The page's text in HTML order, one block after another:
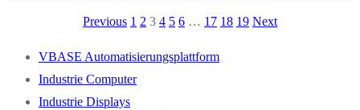
Previous 1 2 3 4 5 6 … 17 18 19 Next
VBASE Automatisierungsplattform
Industrie Computer
Industrie Displays